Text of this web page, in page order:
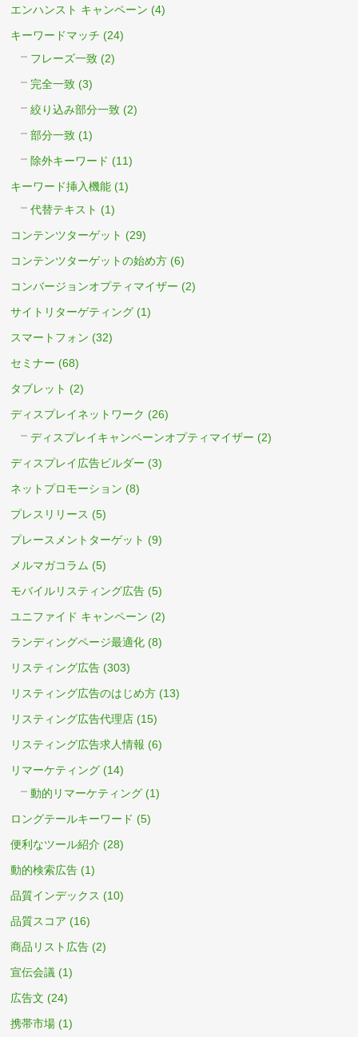
エンハンスト キャンペーン (4)
キーワードマッチ (24)
フレーズ一致 (2)
完全一致 (3)
絞り込み部分一致 (2)
部分一致 (1)
除外キーワード (11)
キーワード挿入機能 (1)
代替テキスト (1)
コンテンツターゲット (29)
コンテンツターゲットの始め方 (6)
コンバージョンオプティマイザー (2)
サイトリターゲティング (1)
スマートフォン (32)
セミナー (68)
タブレット (2)
ディスプレイネットワーク (26)
ディスプレイキャンペーンオプティマイザー (2)
ディスプレイ広告ビルダー (3)
ネットプロモーション (8)
プレスリリース (5)
プレースメントターゲット (9)
メルマガコラム (5)
モバイルリスティング広告 (5)
ユニファイド キャンペーン (2)
ランディングページ最適化 (8)
リスティング広告 (303)
リスティング広告のはじめ方 (13)
リスティング広告代理店 (15)
リスティング広告求人情報 (6)
リマーケティング (14)
動的リマーケティング (1)
ロングテールキーワード (5)
便利なツール紹介 (28)
動的検索広告 (1)
品質インデックス (10)
品質スコア (16)
商品リスト広告 (2)
宣伝会議 (1)
広告文 (24)
携帯市場 (1)